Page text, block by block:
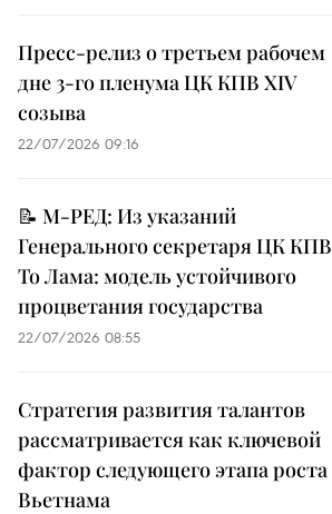
Пресс-релиз о третьем рабочем
дне 3-го пленума ЦК КПВ XIV
созыва
22/07/2026 09:16
📝 М-РЕД: Из указаний
Генерального секретаря ЦК КПВ
То Лама: модель устойчивого
процветания государства
22/07/2026 08:55
Стратегия развития талантов
рассматривается как ключевой
фактор следующего этапа роста
Вьетнама